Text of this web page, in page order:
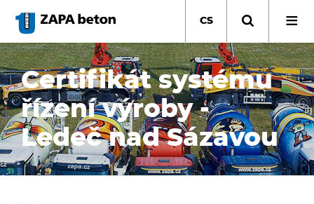
hlavnímu
obsahu
CS
Certifikát systému
řízení výroby -
Ledeč nad Sázavou